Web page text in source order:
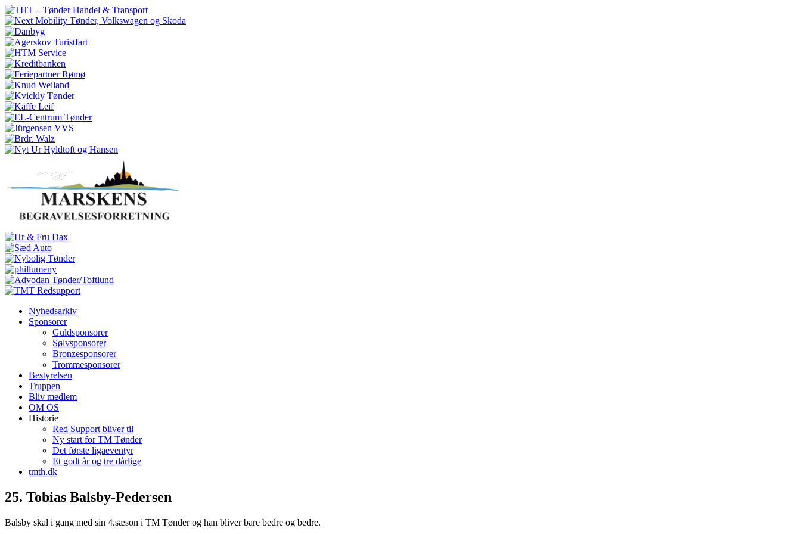
Nyhedsarkiv
Sponsorer
Guldsponsorer
Sølvsponsorer
Bronzesponsorer
Trommesponsorer
Bestyrelsen
Truppen
Bliv medlem
OM OS
Historie
Red Support bliver til
Ny start for TM Tønder
Det første ligaeventyr
Et godt år og tre dårlige
tmth.dk
25. Tobias Balsby-Pedersen
Balsby skal i gang med sin 4.sæson i TM Tønder og han bliver bare bedre og bedre.